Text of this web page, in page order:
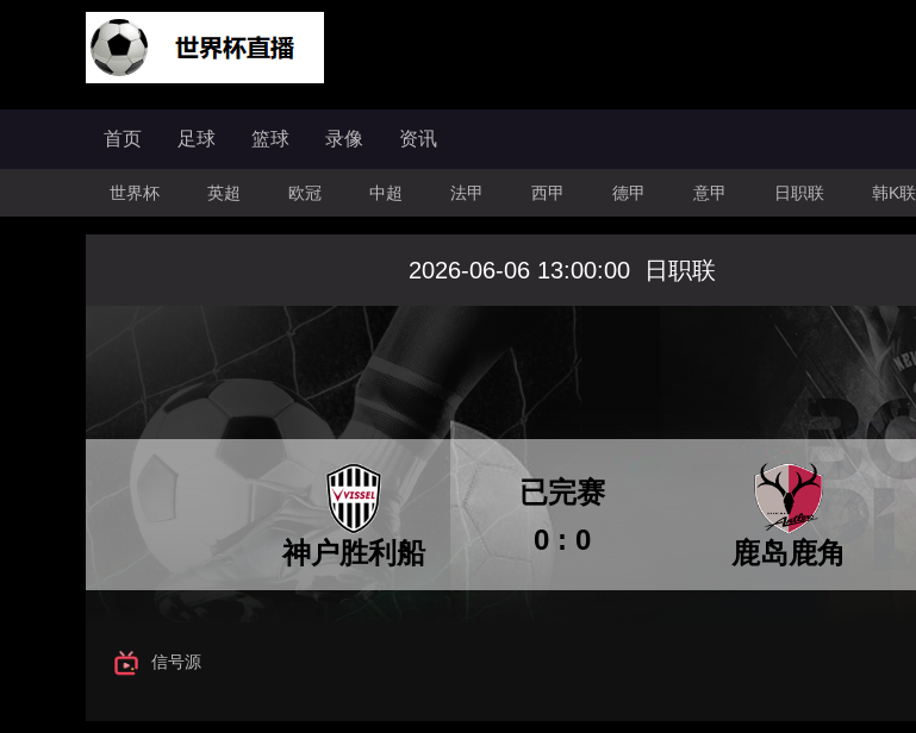
首页 足球 篮球 录像 资讯
世界杯 英超 欧冠 中超 法甲 西甲 德甲 意甲 日职联 韩K联
2026-06-06 13:00:00 日职联
神户胜利船 0 : 0
已完赛
鹿岛鹿角
信号源